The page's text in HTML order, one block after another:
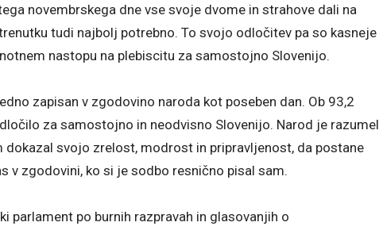
novembrskega dne vse svoje dvome in strahove dali na
tudi najbolj potrebno. To svojo odločitev pa so kasneje
nastopu na plebiscitu za samostojno Slovenijo.
zapisan v zgodovino naroda kot poseben dan. Ob 93,2
za samostojno in neodvisno Slovenijo. Narod je razumel
svojo zrelost, modrost in pripravljenost, da postane
v zgodovini, ko si je sodbo resnično pisal sam.
parlament po burnih razpravah in glasovanjih o